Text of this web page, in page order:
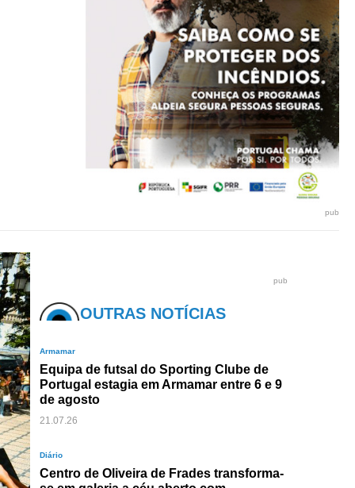
pub
pub
OUTRAS NOTÍCIAS
Armamar
Equipa de futsal do Sporting Clube de
Portugal estagia em Armamar entre 6 e 9
de agosto
21.07.26
Diário
Centro de Oliveira de Frades transforma-